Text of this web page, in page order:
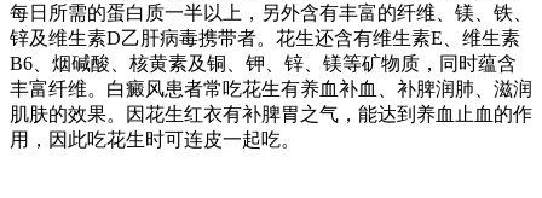
每日所需的蛋白质一半以上，另外含有丰富的纤维、镁、铁、
锌及维生素D乙肝病毒携带者。花生还含有维生素E、维生素
B6、烟碱酸、核黄素及铜、钾、锌、镁等矿物质，同时蕴含
丰富纤维。白癜风患者常吃花生有养血补血、补脾润肺、滋润
肌肤的效果。因花生红衣有补脾胃之气，能达到养血止血的作
用，因此吃花生时可连皮一起吃。